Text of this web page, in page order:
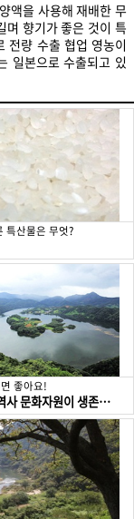
액을 사용해 재배한 무
며 향기가 좋은 것이 특
전량 수출 협업 영농이
일본으로 수출되고 있
특산물은 무엇?
좋아요!
자연경관과 역사 문화자원이 생존하는 청정고을 임실